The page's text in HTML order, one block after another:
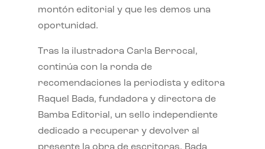
montón editorial y que les demos una
oportunidad.
Tras la ilustradora Carla Berrocal,
continúa con la ronda de
recomendaciones la periodista y editora
Raquel Bada, fundadora y directora de
Bamba Editorial, un sello independiente
dedicado a recuperar y devolver al